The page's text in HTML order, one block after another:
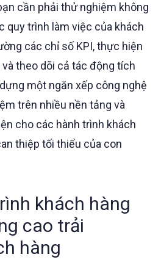
cần phải thử nghiệm không
quy trình làm việc của khách
các chỉ số KPI, thực hiện
theo dõi cả tác động tích
một ngăn xếp công nghệ
trên nhiều nền tảng và
cho các hành trình khách
thiệp tối thiểu của con
khách hàng
cao trải
hàng